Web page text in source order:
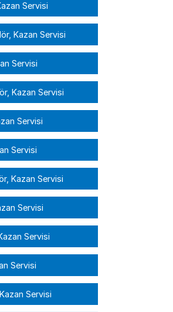
Servisi
Kazan Servisi
Servisi
Kazan Servisi
Servisi
Servisi
Kazan Servisi
Servisi
Servisi
Servisi
Servisi